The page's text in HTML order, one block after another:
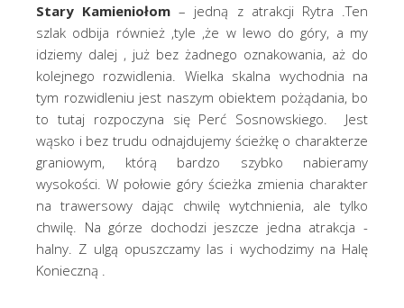
Stary Kamieniołom – jedną z atrakcji Rytra .Ten
szlak odbija również ,tyle ,że w lewo do góry, a my
idziemy dalej , już bez żadnego oznakowania, aż do
kolejnego rozwidlenia. Wielka skalna wychodnia na
tym rozwidleniu jest naszym obiektem pożądania, bo
to tutaj rozpoczyna się Perć Sosnowskiego. Jest
wąsko i bez trudu odnajdujemy ścieżkę o charakterze
graniowym, którą bardzo szybko nabieramy
wysokości. W połowie góry ścieżka zmienia charakter
na trawersowy dając chwilę wytchnienia, ale tylko
chwilę. Na górze dochodzi jeszcze jedna atrakcja -
halny. Z ulgą opuszczamy las i wychodzimy na Halę
Konieczną .